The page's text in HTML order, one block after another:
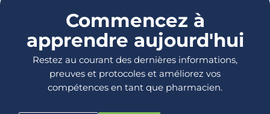
Commencez à
apprendre aujourd'hui
Restez au courant des dernières informations,
preuves et protocoles et améliorez vos
compétences en tant que pharmacien.